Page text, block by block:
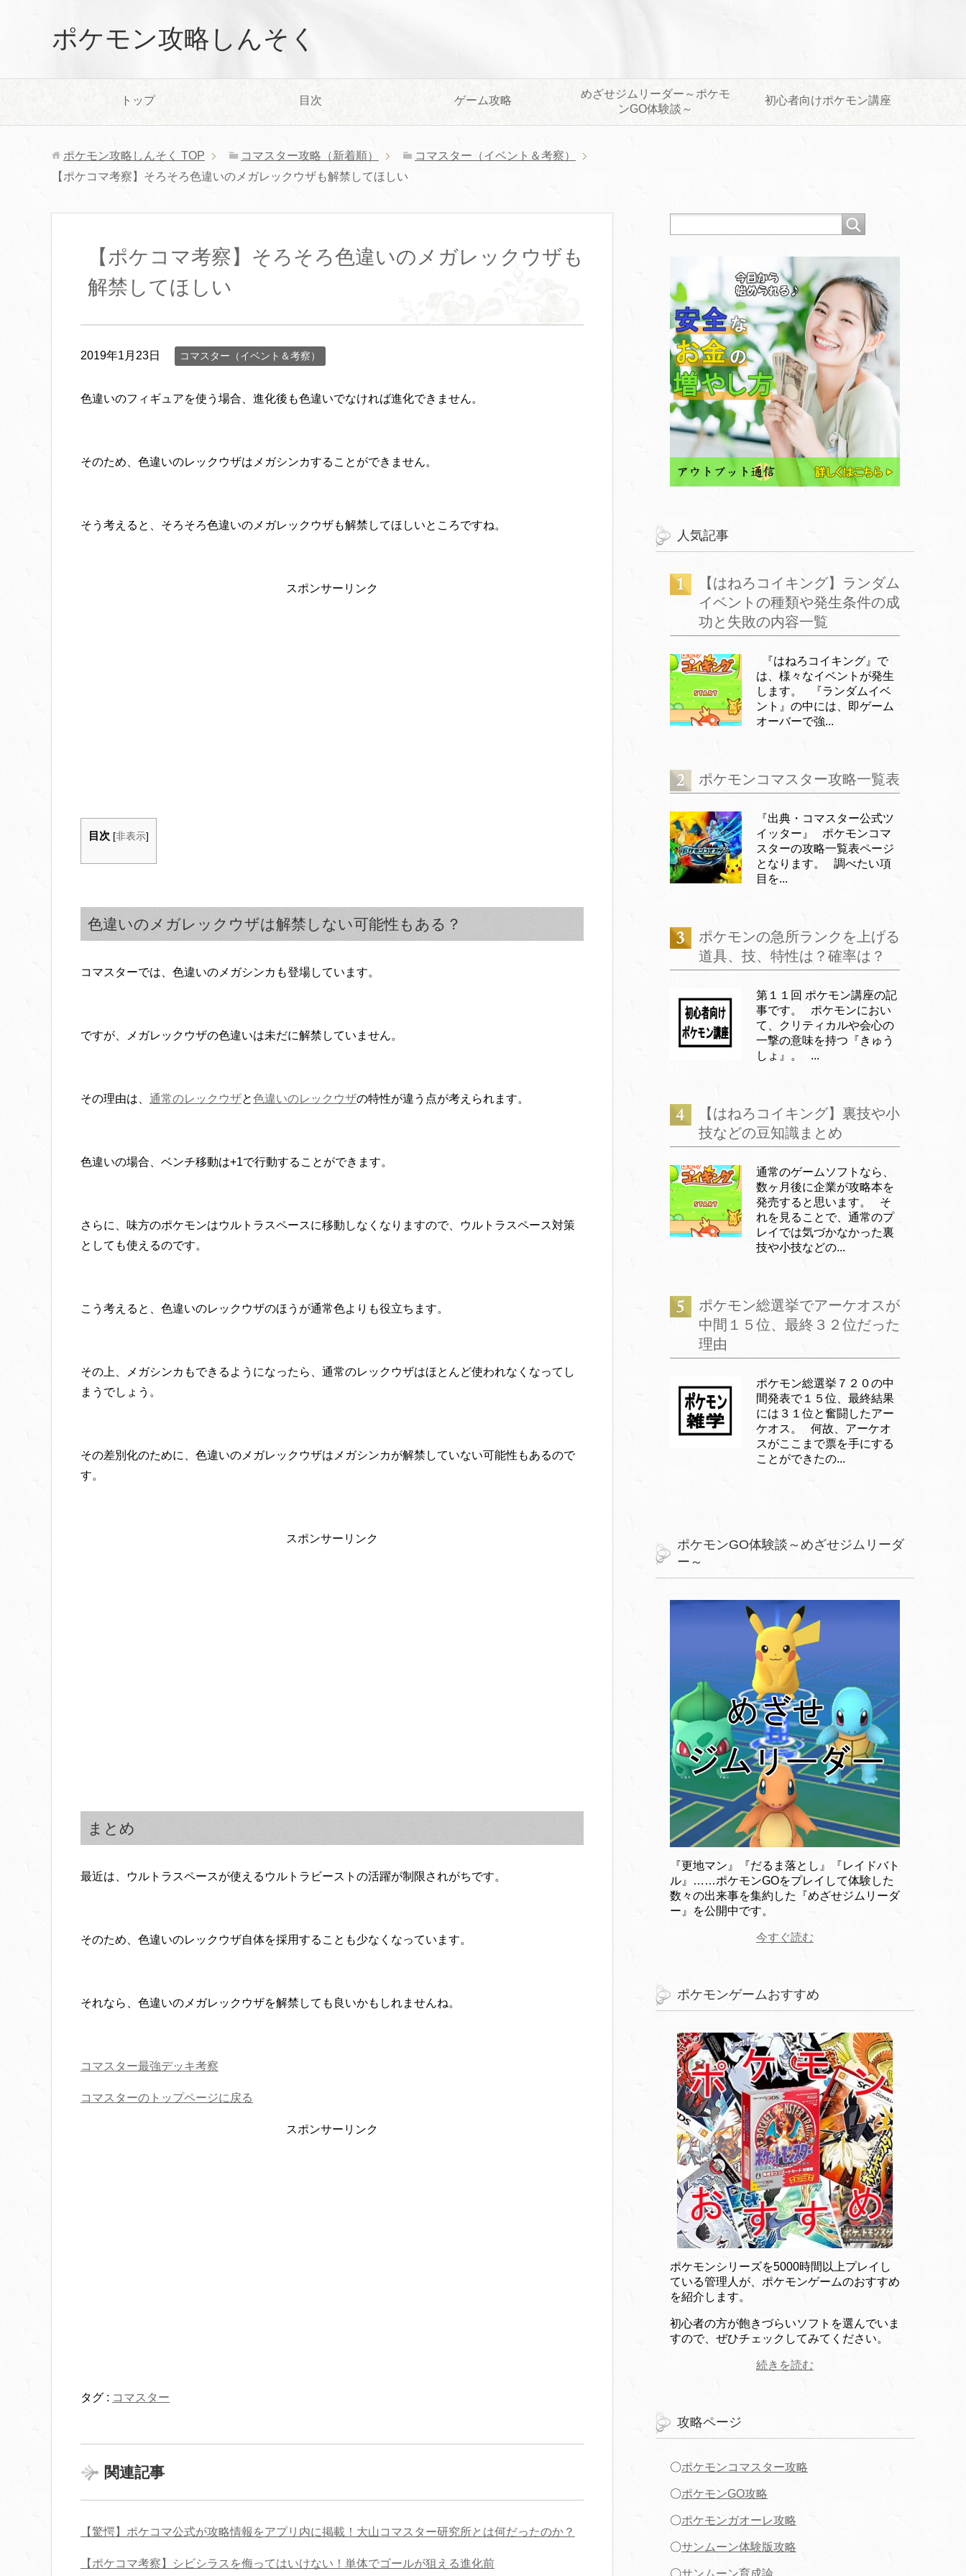
ポケモン攻略しんそく
トップ 目次 ゲーム攻略
めざせジムリーダー～ポケモ
ンGO体験談～
初心者向けポケモン講座
ポケモン攻略しんそく TOP コマスター攻略（新着順）
コマスター（イベント＆考察）
【ポケコマ考察】そろそろ色違いのメガレックウザも解禁してほしい
【ポケコマ考察】そろそろ色違いのメガレックウザも
解禁してほしい
2019年1月23日 コマスター（イベント＆考察）
色違いのフィギュアを使う場合、進化後も色違いでなければ進化できません。
そのため、色違いのレックウザはメガシンカすることができません。
そう考えると、そろそろ色違いのメガレックウザも解禁してほしいところですね。
スポンサーリンク
目次 [非表示]
色違いのメガレックウザは解禁しない可能性もある？
コマスターでは、色違いのメガシンカも登場しています。
ですが、メガレックウザの色違いは未だに解禁していません。
その理由は、 通常のレックウザと色違いのレックウザの特性が違う点が考えられます。
色違いの場合、ベンチ移動は+1で行動することができます。
さらに、味方のポケモンはウルトラスペースに移動しなくなりますので、ウルトラスペース対策
としても使えるのです。
こう考えると、色違いのレックウザのほうが通常色よりも役立ちます。
その上、メガシンカもできるようになったら、通常のレックウザはほとんど使われなくなってし
まうでしょう。
その差別化のために、色違いのメガレックウザはメガシンカが解禁していない可能性もあるので
す。
スポンサーリンク
まとめ
最近は、ウルトラスペースが使えるウルトラビーストの活躍が制限されがちです。
そのため、色違いのレックウザ自体を採用することも少なくなっています。
それなら、色違いのメガレックウザを解禁しても良いかもしれませんね。
コマスター最強デッキ考察
コマスターのトップページに戻る
スポンサーリンク
タグ : コマスター
関連記事
【驚愕】ポケコマ公式が攻略情報をアプリ内に掲載！大山コマスター研究所とは何だったのか？
【ポケコマ考察】シビシラスを侮ってはいけない！単体でゴールが狙える進化前
人気記事
【はねろコイキング】ランダム
イベントの種類や発生条件の成
功と失敗の内容一覧
『はねろコイキング』で
は、様々なイベントが発生
します。 『ランダムイベ
ント』の中には、即ゲーム
オーバーで強...
ポケモンコマスター攻略一覧表
『出典・コマスター公式ツ
イッター』 ポケモンコマ
スターの攻略一覧表ページ
となります。 調べたい項
目を...
ポケモンの急所ランクを上げる
道具、技、特性は？確率は？
第１１回 ポケモン講座の記
事です。 ポケモンにおい
て、クリティカルや会心の
一撃の意味を持つ『きゅう
しょ』。 ...
【はねろコイキング】裏技や小
技などの豆知識まとめ
通常のゲームソフトなら、
数ヶ月後に企業が攻略本を
発売すると思います。 そ
れを見ることで、通常のプ
レイでは気づかなかった裏
技や小技などの...
ポケモン総選挙でアーケオスが
中間１５位、最終３２位だった
理由
ポケモン総選挙７２０の中
間発表で１５位、最終結果
には３１位と奮闘したアー
ケオス。 何故、アーケオ
スがここまで票を手にする
ことができたの...
ポケモンGO体験談～めざせジムリーダ
ー～
『更地マン』『だるま落とし』『レイドバト
ル』……ポケモンGOをプレイして体験した
数々の出来事を集約した『めざせジムリーダ
ー』を公開中です。
今すぐ読む
ポケモンゲームおすすめ
ポケモンシリーズを5000時間以上プレイし
ている管理人が、ポケモンゲームのおすすめ
を紹介します。
初心者の方が飽きづらいソフトを選んでいま
すので、ぜひチェックしてみてください。
続きを読む
攻略ページ
〇ポケモンコマスター攻略
〇ポケモンGO攻略
〇ポケモンガオーレ攻略
〇サンムーン体験版攻略
〇サンムーン育成論